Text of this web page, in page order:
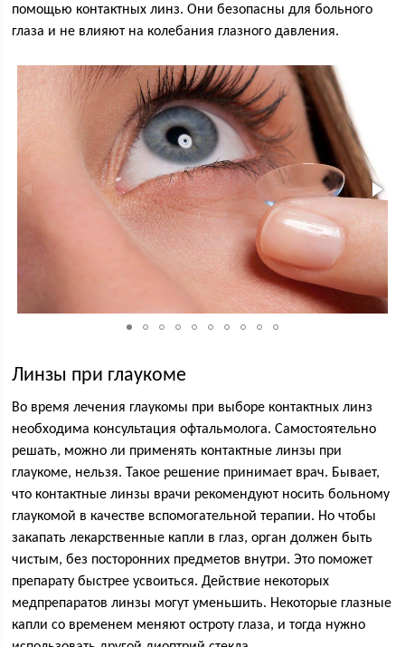
помощью контактных линз. Они безопасны для больного
глаза и не влияют на колебания глазного давления.
Линзы при глаукоме
Во время лечения глаукомы при выборе контактных линз
необходима консультация офтальмолога. Самостоятельно
решать, можно ли применять контактные линзы при
глаукоме, нельзя. Такое решение принимает врач. Бывает,
что контактные линзы врачи рекомендуют носить больному
глаукомой в качестве вспомогательной терапии. Но чтобы
закапать лекарственные капли в глаз, орган должен быть
чистым, без посторонних предметов внутри. Это поможет
препарату быстрее усвоиться. Действие некоторых
медпрепаратов линзы могут уменьшить. Некоторые глазные
капли со временем меняют остроту глаза, и тогда нужно